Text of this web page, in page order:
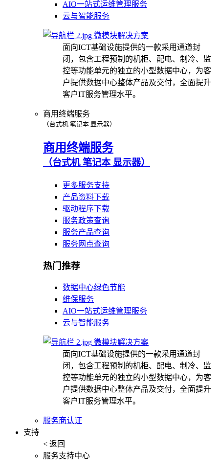
AIO一站式运维管理服务
云与智能服务
微模块解决方案
面向ICT基础设施提供的一款采用通道封
闭，包含工程预制的机柜、配电、制冷、监
控等功能单元的独立的小型数据中心，为客
户提供数据中心整体产品及交付，全面提升
客户IT服务管理水平。
商用终端服务
（台式机 笔记本 显示器）
商用终端服务
（台式机 笔记本 显示器）
更多服务支持
产品资料下载
驱动程序下载
服务政策查询
服务产品查询
服务网点查询
热门推荐
数据中心绿色节能
维保服务
AIO一站式运维管理服务
云与智能服务
微模块解决方案
面向ICT基础设施提供的一款采用通道封
闭，包含工程预制的机柜、配电、制冷、监
控等功能单元的独立的小型数据中心，为客
户提供数据中心整体产品及交付，全面提升
客户IT服务管理水平。
服务商认证
支持
< 返回
服务支持中心